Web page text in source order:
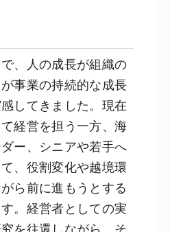
、人の成長が組織の
事業の持続的な成長
してきました。現在
経営を担う一方、海
ー、シニアや若手へ
、役割変化や越境環
ら前に進もうとする
。経営者としての実
を往還しながら、そ